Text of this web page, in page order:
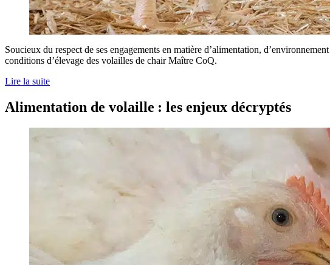
Soucieux du respect de ses engagements en matière d’alimentation,
conditions d’élevage des volailles de chair Maître CoQ.
Lire la suite
Alimentation de volaille : les enjeux décryptés